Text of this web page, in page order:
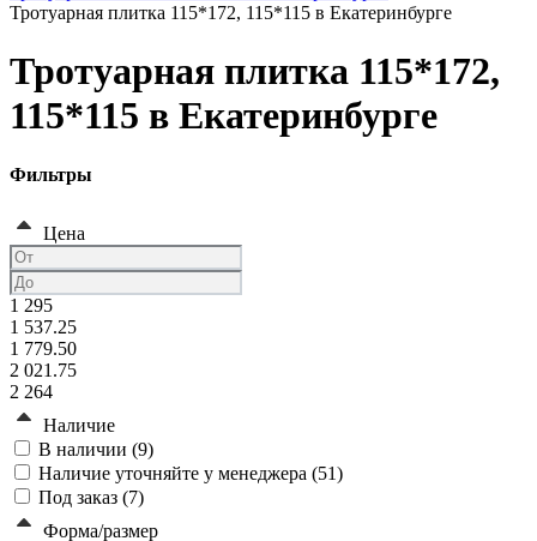
Тротуарная плитка 115*172, 115*115 в Екатеринбурге
Тротуарная плитка 115*172,
115*115 в Екатеринбурге
Фильтры
Цена
1 295
1 537.25
1 779.50
2 021.75
2 264
Наличие
В наличии (9)
Наличие уточняйте у менеджера (51)
Под заказ (7)
Форма/размер